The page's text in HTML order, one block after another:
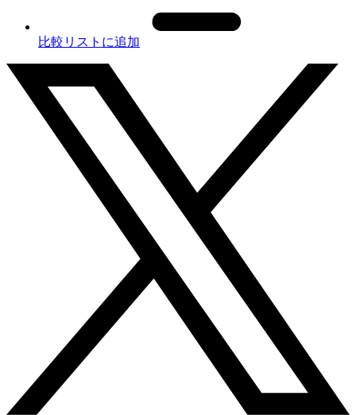
比較リストに追加